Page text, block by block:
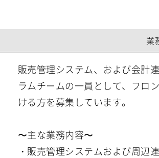
業
販売管理システム、および会計
ラムチームの一員として、フロ
ける方を募集しています。
〜主な業務内容〜
・販売管理システムおよび周辺